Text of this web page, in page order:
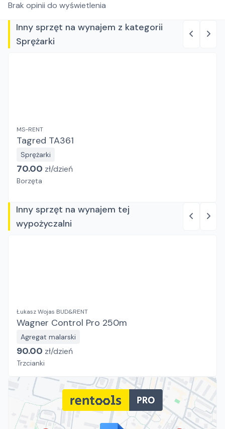
Brak opinii do wyświetlenia
Inny sprzęt na wynajem z kategorii
Sprężarki
MS-RENT
Tagred TA361
Sprężarki
70.00 zł/dzień
Borzęta
Inny sprzęt na wynajem tej
wypożyczalni
Łukasz Wojas BUD&RENT
Wagner Control Pro 250m
Agregat malarski
90.00 zł/dzień
Trzcianki